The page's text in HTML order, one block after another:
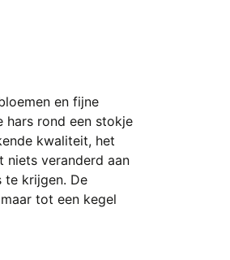
en fijne
hars rond een stokje
kwaliteit, het
niets veranderd aan
te krijgen. De
tot een kegel